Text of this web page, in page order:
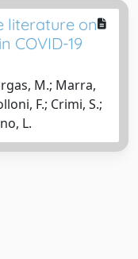
literature on
COVID-19
M.; Marra,
F.; Crimi, S.;
L.